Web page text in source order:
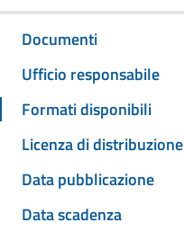
Documenti
Ufficio responsabile
Formati disponibili
Licenza di distribuzione
Data pubblicazione
Data scadenza